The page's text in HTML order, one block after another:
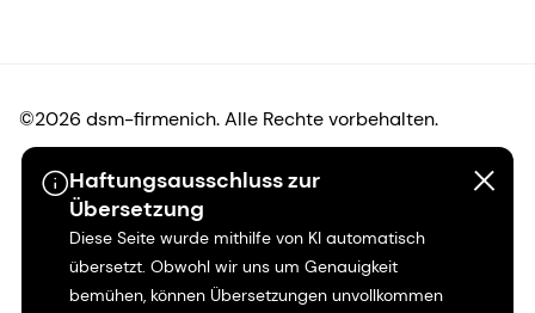
Haftungsausschluss zur
Übersetzung
Diese Seite wurde mithilfe von KI automatisch
übersetzt. Obwohl wir uns um Genauigkeit
bemühen, können Übersetzungen unvollkommen
©2026 dsm-firmenich. Alle Rechte vorbehalten.
Hinweis zum Datenschutz
Bedingungen für die Nutzung
Bedingungen und Konditionen